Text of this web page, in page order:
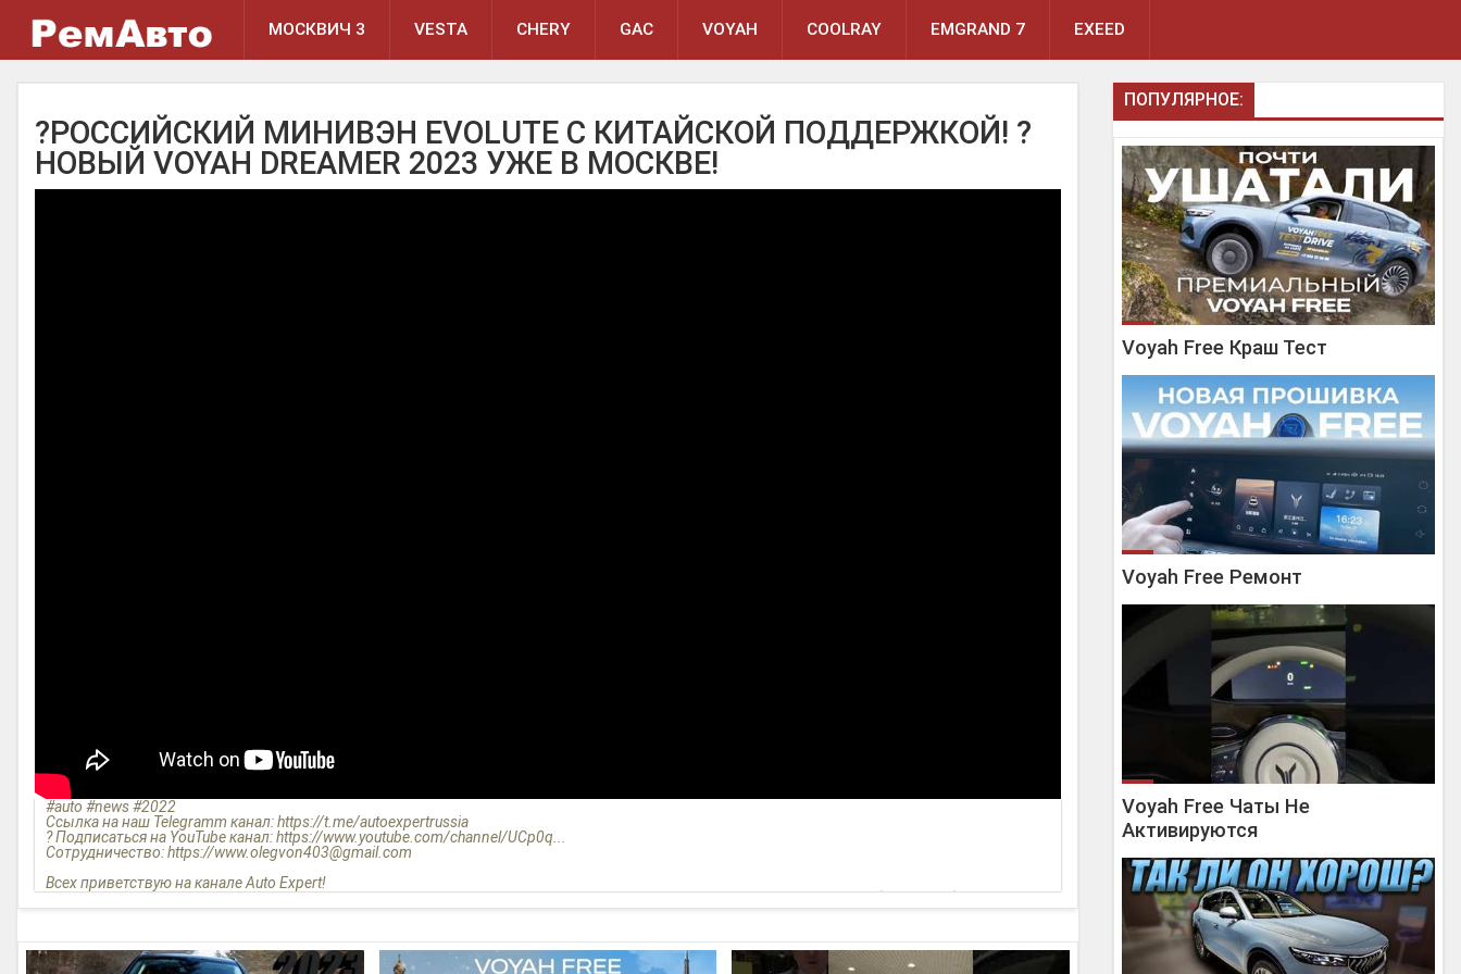
МОСКВИЧ 3 VESTA CHERY GAC VOYAH COOLRAY EMGRAND 7 EXEED
?РОССИЙСКИЙ МИНИВЭН EVOLUTE С КИТАЙСКОЙ ПОДДЕРЖКОЙ! ?
НОВЫЙ VOYAH DREAMER 2023 УЖЕ В МОСКВЕ!
#auto #news #2022
Ссылка на наш Telegramm канал: https://t.me/autoexpertrussia
? Подписаться на YouTube канал: https://www.youtube.com/channel/UCp0q...
Сотрудничество: https://www.olegvon403@gmail.com
Всех приветствую на канале Auto Expert!
Роскошные минивэны Voyah Dreamer стали доступны для заказа в России. Московский дилер привез выставочный образец и объявил цены.
Пока что на представительский минивэн от Voyah открыт предзаказ. При этом автомобиль уже можно посмотреть живьем, в шоуруме дилера
До конца года планируется привезти не больше 20 минивэнов. Примечательно, что машины приедут из Китая и Европы, где модель, как
утверждает дилер, называется Dream.
ПОПУЛЯРНОЕ:
Voyah Free Краш Тест
Voyah Free Ремонт
Voyah Free Чаты Не
Активируются